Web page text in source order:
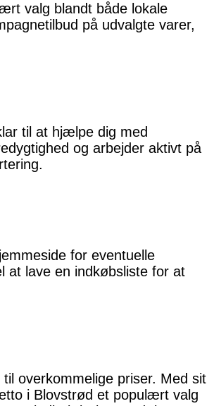
valg blandt både lokale
på udvalgte varer,
til at hjælpe dig med
og arbejder aktivt på
for eventuelle
at lave en indkøbsliste for at
overkommelige priser. Med sit
i Blovstrød et populært valg